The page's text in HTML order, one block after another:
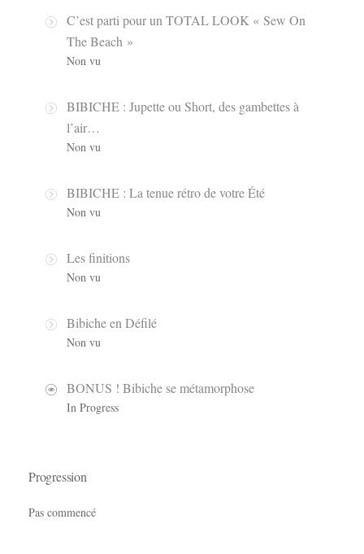
C’est parti pour un TOTAL LOOK « Sew On
The Beach »
Non vu
BIBICHE : Jupette ou Short, des gambettes à
l’air…
Non vu
BIBICHE : La tenue rétro de votre Été
Non vu
Les finitions
Non vu
Bibiche en Défilé
Non vu
BONUS ! Bibiche se métamorphose
In Progress
Progression
Pas commencé